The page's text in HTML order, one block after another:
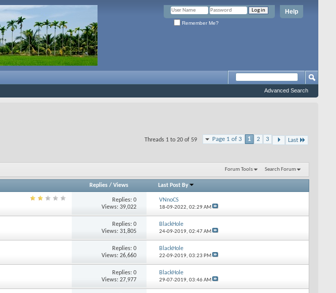
Help
Remember Me?
Advanced Search
Page 1 of 3 1 2 3 Last
Threads 1 to 20 of 59
Forum Tools Search Forum
Replies/ Views Last Post By
Replies: 0
Views: 39,022
VNnoCS
18-09-2022, 02:29 AM
Replies: 0
Views: 31,805
BlackHole
24-09-2019, 02:47 AM
Replies: 0
Views: 26,660
BlackHole
22-09-2019, 03:23 PM
Replies: 0
Views: 27,977
BlackHole
29-07-2019, 03:46 AM